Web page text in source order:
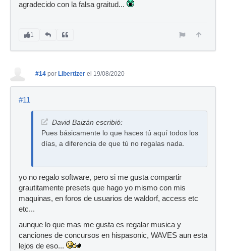
agradecido con la falsa graitud...
1
#14 por Libertizer el 19/08/2020
#11
David Baizán escribió:
Pues básicamente lo que haces tú aquí todos los
días, a diferencia de que tú no regalas nada.
yo no regalo software, pero si me gusta compartir
grautitamente presets que hago yo mismo con mis
maquinas, en foros de usuarios de waldorf, access etc
etc...
aunque lo que mas me gusta es regalar musica y
canciones de concursos en hispasonic, WAVES aun esta
lejos de eso...